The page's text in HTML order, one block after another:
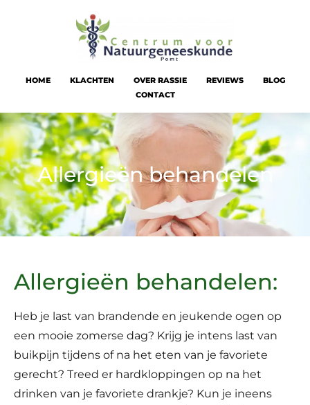
HOME KLACHTEN OVER RASSIE REVIEWS
BLOG
CONTACT
Allergieën behandelen
Allergieën behandelen:
Heb je last van brandende en jeukende ogen op
een mooie zomerse dag? Krijg je intens last van
buikpijn tijdens of na het eten van je favoriete
gerecht? Treed er hardkloppingen op na het
drinken van je favoriete drankje? Kun je ineens